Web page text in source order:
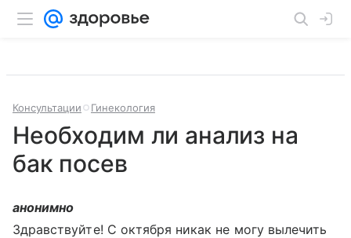
Консультации Гинекология
Необходим ли анализ на
бак посев
анонимно
Здравствуйте! С октября никак не могу вылечить